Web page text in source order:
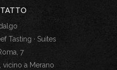
Tasting · Suites
7
vicino a Merano